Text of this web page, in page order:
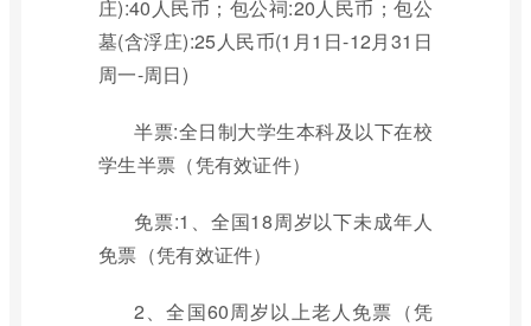
庄):40人民币；包公祠:20人民币；包公
墓(含浮庄):25人民币(1月1日-12月31日
周一-周日)
半票:全日制大学生本科及以下在校
学生半票（凭有效证件）
免票:1、全国18周岁以下未成年人
免票（凭有效证件）
2、全国60周岁以上老人免票（凭